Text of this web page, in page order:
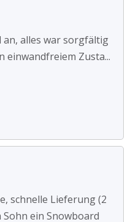
an, alles war sorgfältig
einwandfreiem Zusta...
schnelle Lieferung (2
ein Snowboard